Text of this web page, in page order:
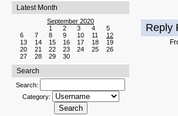
Latest Month
September 2020
1
2 3 4
5
6
7 8 9 10 11
12
13
14 15 16 17 18
19
20
21 22 23 24 25
26
27
28 29 30
Search
Search:
Category:
Reply